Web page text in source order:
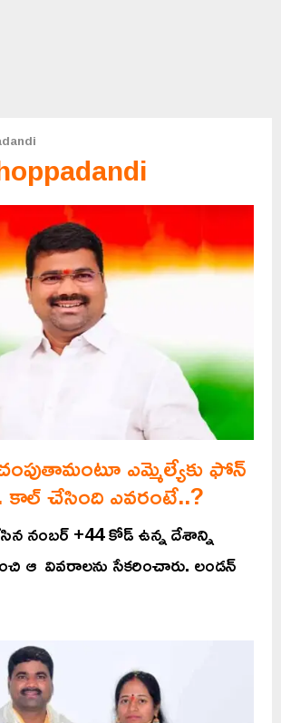
ఎమ్మెల్యేకు ఫోన్
కాల్ చేసింది ఎవరంటే..?
నంబర్ +44 కోడ్ ఉన్న దేశాన్ని
ఆ వివరాలను సేకరించారు. లండన్